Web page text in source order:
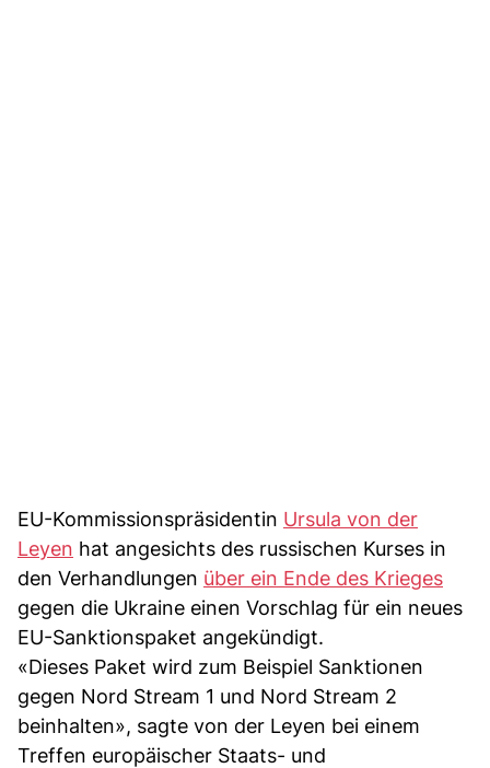
EU-Kommissionspräsidentin Ursula von der
Leyen hat angesichts des russischen Kurses in
den Verhandlungen über ein Ende des Krieges
gegen die Ukraine einen Vorschlag für ein neues
EU-Sanktionspaket angekündigt.
«Dieses Paket wird zum Beispiel Sanktionen
gegen Nord Stream 1 und Nord Stream 2
beinhalten», sagte von der Leyen bei einem
Treffen europäischer Staats- und